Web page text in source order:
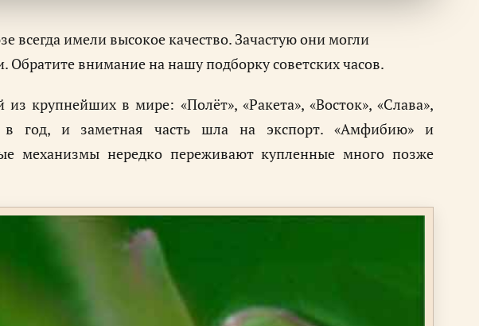
всегда имели высокое качество. Зачастую они могли
Обратите внимание на нашу подборку советских часов.
крупнейших в мире: «Полёт», «Ракета», «Восток», «Слава»,
в год, и заметная часть шла на экспорт. «Амфибию» и
механизмы нередко переживают купленные много позже